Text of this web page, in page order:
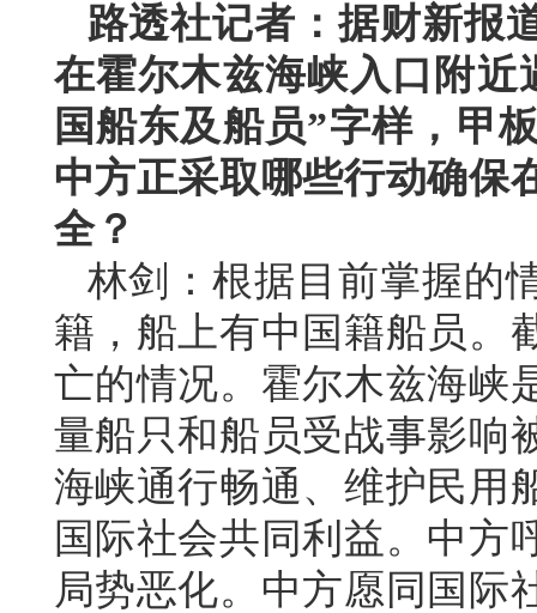
路透社记者：据财新报
在霍尔木兹海峡入口附
国船东及船员”字样，甲
中方正采取哪些行动确保
全？
林剑：根据目前掌握的
籍，船上有中国籍船员。
亡的情况。霍尔木兹海峡
量船只和船员受战事影响
海峡通行畅通、维护民用
国际社会共同利益。中方
局势恶化。中方愿同国际